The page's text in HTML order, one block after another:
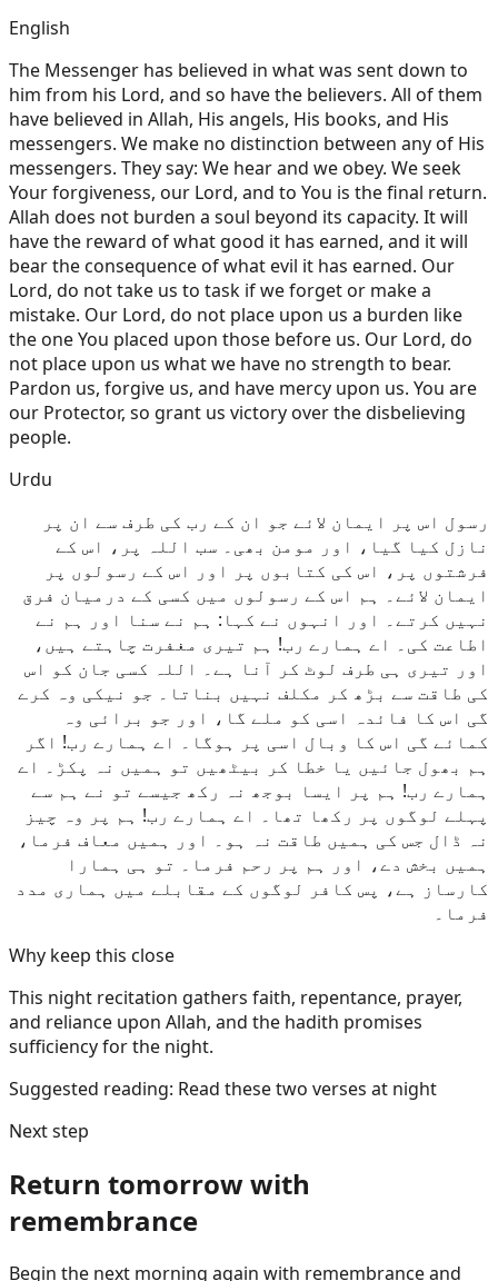
English
The Messenger has believed in what was sent down to
him from his Lord, and so have the believers. All of them
have believed in Allah, His angels, His books, and His
messengers. We make no distinction between any of His
messengers. They say: We hear and we obey. We seek
Your forgiveness, our Lord, and to You is the final return.
Allah does not burden a soul beyond its capacity. It will
have the reward of what good it has earned, and it will
bear the consequence of what evil it has earned. Our
Lord, do not take us to task if we forget or make a
mistake. Our Lord, do not place upon us a burden like
the one You placed upon those before us. Our Lord, do
not place upon us what we have no strength to bear.
Pardon us, forgive us, and have mercy upon us. You are
our Protector, so grant us victory over the disbelieving
people.
Urdu
رسول اس پر ایمان لائے جو ان کے رب کی طرف سے ان پر
نازل کیا گیا، اور مومن بھی۔ سب اللہ پر، اس کے
فرشتوں پر، اس کی کتابوں پر اور اس کے رسولوں پر
ایمان لائے۔ ہم اس کے رسولوں میں کسی کے درمیان فرق
نہیں کرتے۔ اور انہوں نے کہا: ہم نے سنا اور ہم نے
اطاعت کی۔ اے ہمارے رب! ہم تیری مغفرت چاہتے ہیں،
اور تیری ہی طرف لوٹ کر آنا ہے۔ اللہ کسی جان کو اس
کی طاقت سے بڑھ کر مکلف نہیں بناتا۔ جو نیکی وہ کرے
گی اس کا فائدہ اسی کو ملے گا، اور جو برائی وہ
کمائے گی اس کا وبال اسی پر ہوگا۔ اے ہمارے رب! اگر
ہم بھول جائیں یا خطا کر بیٹھیں تو ہمیں نہ پکڑ۔ اے
ہمارے رب! ہم پر ایسا بوجھ نہ رکھ جیسے تو نے ہم سے
پہلے لوگوں پر رکھا تھا۔ اے ہمارے رب! ہم پر وہ چیز
نہ ڈال جس کی ہمیں طاقت نہ ہو۔ اور ہمیں معاف فرما،
ہمیں بخش دے، اور ہم پر رحم فرما۔ تو ہی ہمارا
کارساز ہے، پس کافر لوگوں کے مقابلے میں ہماری مدد
فرما۔
Why keep this close
This night recitation gathers faith, repentance, prayer,
and reliance upon Allah, and the hadith promises
sufficiency for the night.
Suggested reading: Read these two verses at night
Next step
Return tomorrow with
remembrance
Begin the next morning again with remembrance and